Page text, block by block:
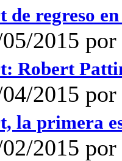
regreso
2015
Robert
2015
la primera
2015